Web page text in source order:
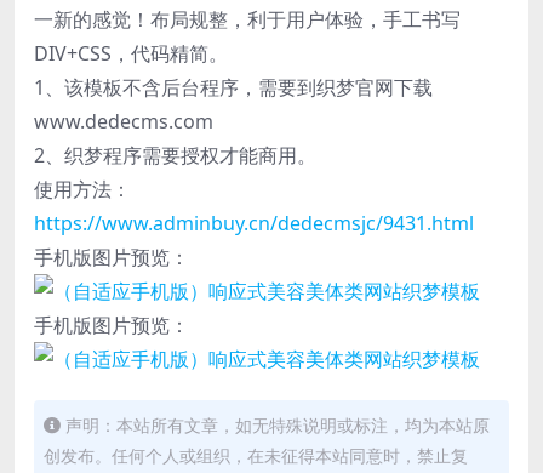
一新的感觉！布局规整，利于用户体验，手工书写
DIV+CSS，代码精简。
1、该模板不含后台程序，需要到织梦官网下载
www.dedecms.com
2、织梦程序需要授权才能商用。
使用方法：
https://www.adminbuy.cn/dedecmsjc/9431.html
手机版图片预览：
手机版图片预览：
声明：本站所有文章，如无特殊说明或标注，均为本站原
创发布。任何个人或组织，在未征得本站同意时，禁止复